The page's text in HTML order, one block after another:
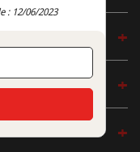
: 12/06/2023